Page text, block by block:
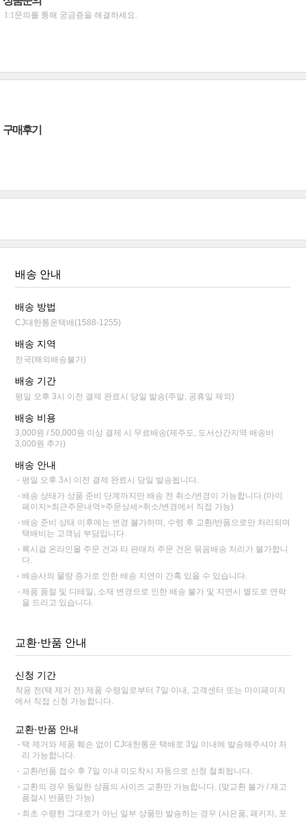
1:1문의를 통해 궁금증을 해결하세요.
구매후기
배송 안내
배송 방법
CJ대한통운택배(1588-1255)
배송 지역
전국(해외배송불가)
배송 기간
평일 오후 3시 이전 결제 완료시 당일 발송(주말, 공휴일 제외)
배송 비용
3,000원 / 50,000원 이상 결제 시 무료배송(제주도, 도서산간지역 배송비
3,000원 추가)
배송 안내
평일 오후 3시 이전 결제 완료시 당일 발송됩니다.
배송 상태가 상품 준비 단계까지만 배송 전 취소/변경이 가능합니다.(마이
페이지>최근주문내역>주문상세>취소/변경에서 직접 가능)
배송 준비 상태 이후에는 변경 불가하며, 수령 후 교환/반품으로만 처리되며
택배비는 고객님 부담입니다.
록시걸 온라인몰 주문 건과 타 판매처 주문 건은 묶음배송 처리가 불가합니
다.
배송사의 물량 증가로 인한 배송 지연이 간혹 있을 수 있습니다.
제품 품절 및 디테일, 소재 변경으로 인한 배송 불가 및 지연시 별도로 연락
을 드리고 있습니다.
교환·반품 안내
신청 기간
착용 전(택 제거 전) 제품 수령일로부터 7일 이내, 고객센터 또는 마이페이지
에서 직접 신청 가능합니다.
교환·반품 안내
택 제거와 제품 훼손 없이 CJ대한통운 택배로 3일 이내에 발송해주셔야 처
리 가능합니다.
교환/반품 접수 후 7일 이내 미도착시 자동으로 신청 철회됩니다.
교환의 경우 동일한 상품의 사이즈 교환만 가능합니다. (맞교환 불가 / 재고
품절시 반품만 가능)
최초 수령한 그대로가 아닌 일부 상품만 발송하는 경우 (사은품, 패키지, 포